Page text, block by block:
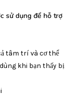
sử dụng để hỗ trợ
tâm trí và cơ thể
khi bạn thấy bị